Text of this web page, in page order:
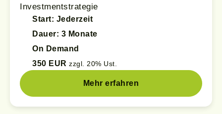
Investmentstrategie
Start: Jederzeit
Dauer: 3 Monate
On Demand
350 EUR zzgl. 20% Ust.
Mehr erfahren